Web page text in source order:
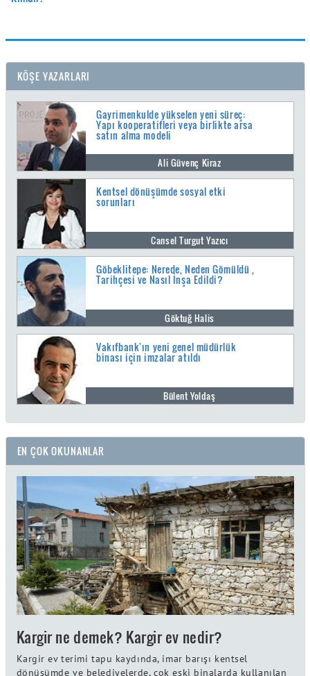
KÖŞE YAZARLARI
Gayrimenkulde yükselen yeni süreç:
Yapı kooperatifleri veya birlikte arsa
satın alma modeli
Ali Güvenç Kiraz
Kentsel dönüşümde sosyal etki
sorunları
Cansel Turgut Yazıcı
Göbeklitepe: Nerede, Neden Gömüldü ,
Tarihçesi ve Nasıl İnşa Edildi?
Göktuğ Halis
Vakıfbank'ın yeni genel müdürlük
binası için imzalar atıldı
Bülent Yoldaş
EN ÇOK OKUNANLAR
Kargir ne demek? Kargir ev nedir?
Kargir ev terimi tapu kaydında, imar barışı kentsel
dönüşümde ve belediyelerde, çok eski binalarda kullanılan